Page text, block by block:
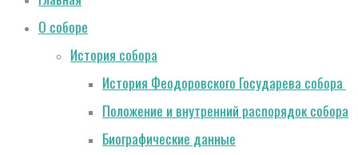
О соборе
История собора
История Феодоровского Государева собора
Положение и внутренний распорядок собора
Биографические данные